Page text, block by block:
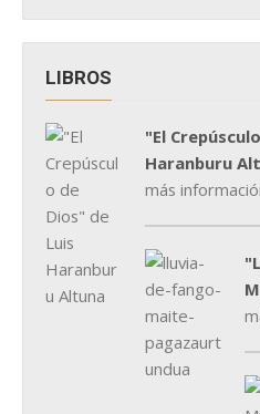
LIBROS
"El
Haranburu
más